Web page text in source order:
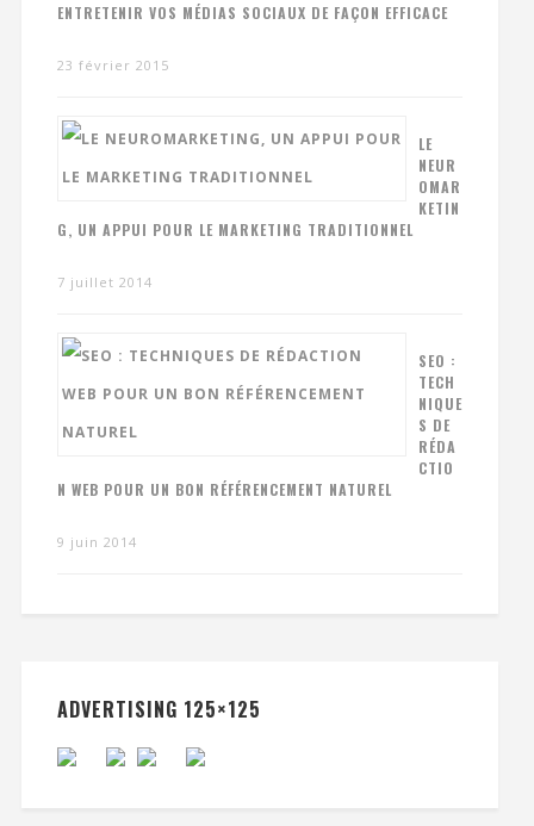
ENTRETENIR VOS MÉDIAS SOCIAUX DE FAÇON EFFICACE
23 février 2015
LE
NEUR
OMAR
KETIN
G, UN APPUI POUR LE MARKETING TRADITIONNEL
7 juillet 2014
SEO :
TECH
NIQUE
S DE
RÉDA
CTIO
N WEB POUR UN BON RÉFÉRENCEMENT NATUREL
9 juin 2014
ADVERTISING 125×125